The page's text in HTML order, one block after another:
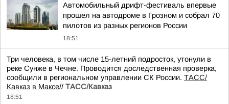
Автомобильный дрифт-фестиваль впервые
прошел на автодроме в Грозном и собрал 70
пилотов из разных регионов России
18:51
Три человека, в том числе 15-летний подросток, утонули в
реке Сунже в Чечне. Проводится доследственная проверка,
сообщили в региональном управлении СК России. ТАСС/
Кавказ в Максе// ТАСС/Кавказ
18:51